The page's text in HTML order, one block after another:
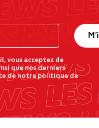
vous acceptez de
que nos derniers
de notre politique de